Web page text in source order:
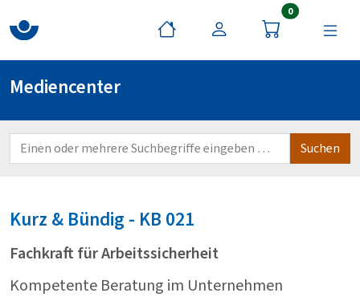
0Artikel im
Mediencenter
Kurz & Bündig - KB 021
Fachkraft für Arbeitssicherheit
Kompetente Beratung im Unternehmen